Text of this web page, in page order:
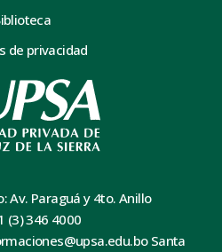
de privacidad
Av. Paraguá y 4to. Anillo
(3) 346 4000
Santa